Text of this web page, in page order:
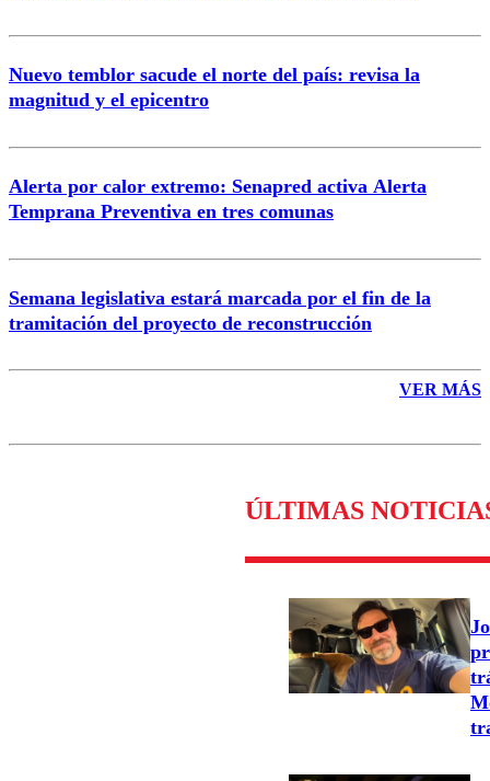
Nuevo temblor sacude el norte del país: revisa la
magnitud y el epicentro
Alerta por calor extremo: Senapred activa Alerta
Temprana Preventiva en tres comunas
Semana legislativa estará marcada por el fin de la
tramitación del proyecto de reconstrucción
VER MÁS
ÚLTIMAS